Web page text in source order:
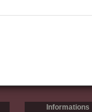
Informations